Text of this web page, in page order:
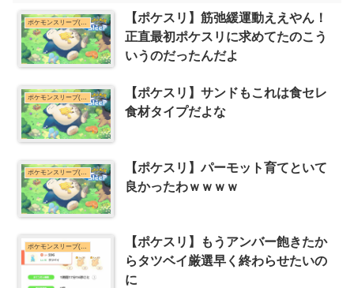
ポケモンスリープ(ポケスリ)まとめ
【ポケスリ】筋弛緩運動ええやん！
正直最初ポケスリに求めてたのこう
いうのだったんだよ
【ポケスリ】サンドもこれは食セレ
食材タイプだよな
【ポケスリ】パーモット育てといて
良かったわｗｗｗｗ
ポケモンスリープ(ポケスリ)まとめ
【ポケスリ】もうアンバー飽きたか
らタツベイ厳選早く終わらせたいの
に